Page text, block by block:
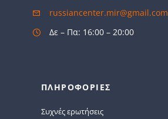
russiancenter.mir@gmail.com
Δε – Πα: 16:00 – 20:00
ΠΛΗΡΟΦΟΡΙΕΣ
Συχνές ερωτήσεις